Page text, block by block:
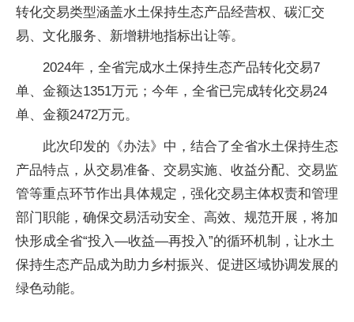
转化交易类型涵盖水土保持生态产品经营权、碳汇交
易、文化服务、新增耕地指标出让等。
2024年，全省完成水土保持生态产品转化交易7
单、金额达1351万元；今年，全省已完成转化交易24
单、金额2472万元。
此次印发的《办法》中，结合了全省水土保持生态
产品特点，从交易准备、交易实施、收益分配、交易监
管等重点环节作出具体规定，强化交易主体权责和管理
部门职能，确保交易活动安全、高效、规范开展，将加
快形成全省“投入—收益—再投入”的循环机制，让水土
保持生态产品成为助力乡村振兴、促进区域协调发展的
绿色动能。